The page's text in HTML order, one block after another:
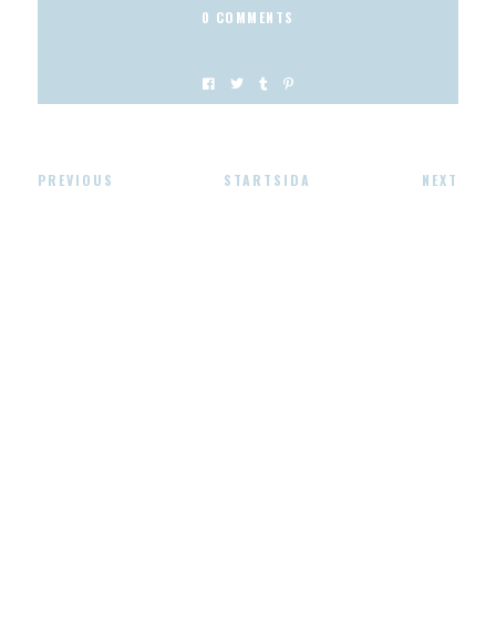
0 COMMENTS
PREVIOUS STARTSIDA NEXT